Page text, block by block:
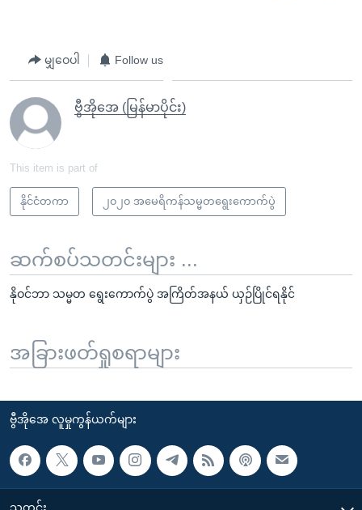
မျှဝေပါ Follow us
ဗွီအိုအေ (မြန်မာပိုင်း)
This item is part of
နိုင်ငံတကာ ၂၀၂၀ အမေရိကန်သမ္မတရွေးကောက်ပွဲ
ဆက်စပ်သတင်းများ ...
နိုဝင်ဘာ သမ္မတ ရွေးကောက်ပွဲ အကြိတ်အနယ် ယှဉ်ပြိုင်ရနိုင်
အခြားဖတ်ရှုစရာများ
ဗွီအိုအေ လူမှုကွန်ယက်များ